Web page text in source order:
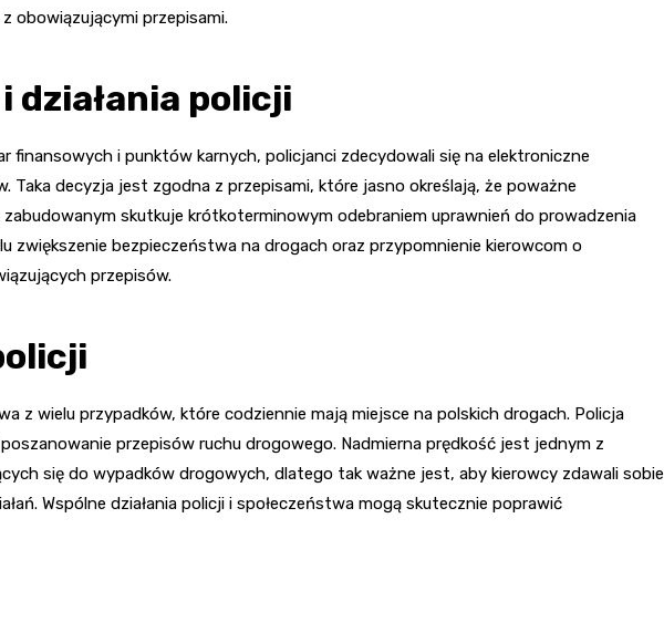
obowiązującymi przepisami.
działania policji
finansowych i punktów karnych, policjanci zdecydowali się na elektroniczne
Taka decyzja jest zgodna z przepisami, które jasno określają, że poważne
skutkuje krótkoterminowym odebraniem uprawnień do prowadzenia
zwiększenie bezpieczeństwa na drogach oraz przypomnienie kierowcom o
przepisów.
z wielu przypadków, które codziennie mają miejsce na polskich drogach. Policja
przepisów ruchu drogowego. Nadmierna prędkość jest jednym z
się do wypadków drogowych, dlatego tak ważne jest, aby kierowcy zdawali sobie
Wspólne działania policji i społeczeństwa mogą skutecznie poprawić